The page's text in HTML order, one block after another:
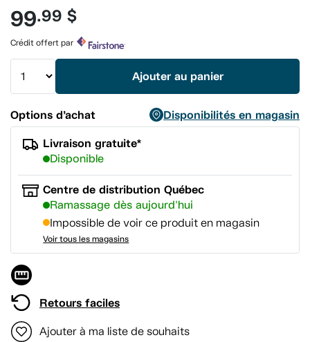
vers
la
99.99 $
Crédit offert par
Ajouter au panier
Options d’achat
Disponibilités en magasin
Livraison gratuite*
Disponible
Centre de distribution Québec
Ramassage dès aujourd'hui
Impossible de voir ce produit en magasin
Voir tous les magasins
Retours faciles
Ajouter à ma liste de souhaits